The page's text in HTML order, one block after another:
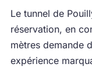
Le tunnel de
réservation, en
mètres demande
expérience